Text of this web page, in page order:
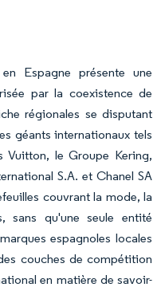
Espagne présente une
par la coexistence de
régionales se disputant
géants internationaux tels
Vuitton, le Groupe Kering,
S.A. et Chanel SA
couvrant la mode, la
sans qu'une seule entité
espagnoles locales
couches de compétition
en matière de savoir-